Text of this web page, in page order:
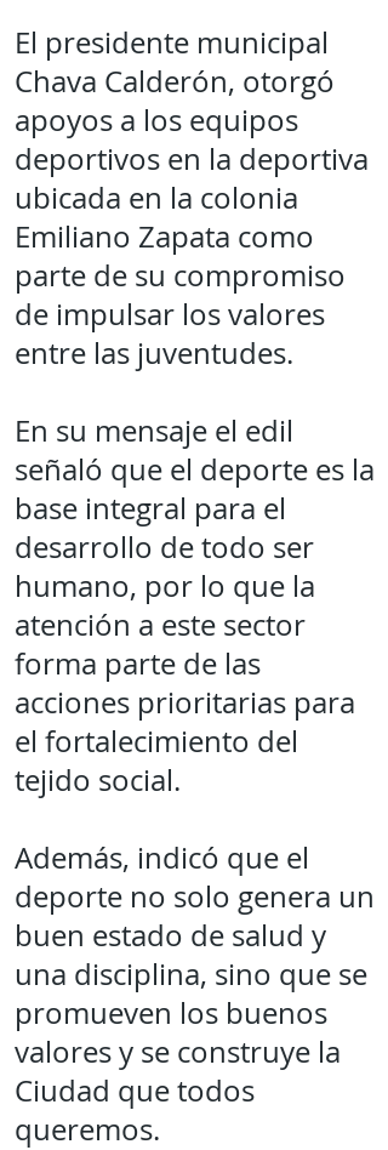
El presidente municipal
Chava Calderón, otorgó
apoyos a los equipos
deportivos en la deportiva
ubicada en la colonia
Emiliano Zapata como
parte de su compromiso
de impulsar los valores
entre las juventudes.
En su mensaje el edil
señaló que el deporte es la
base integral para el
desarrollo de todo ser
humano, por lo que la
atención a este sector
forma parte de las
acciones prioritarias para
el fortalecimiento del
tejido social.
Además, indicó que el
deporte no solo genera un
buen estado de salud y
una disciplina, sino que se
promueven los buenos
valores y se construye la
Ciudad que todos
queremos.